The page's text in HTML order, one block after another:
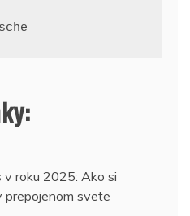
v roku 2025: Ako si
svete